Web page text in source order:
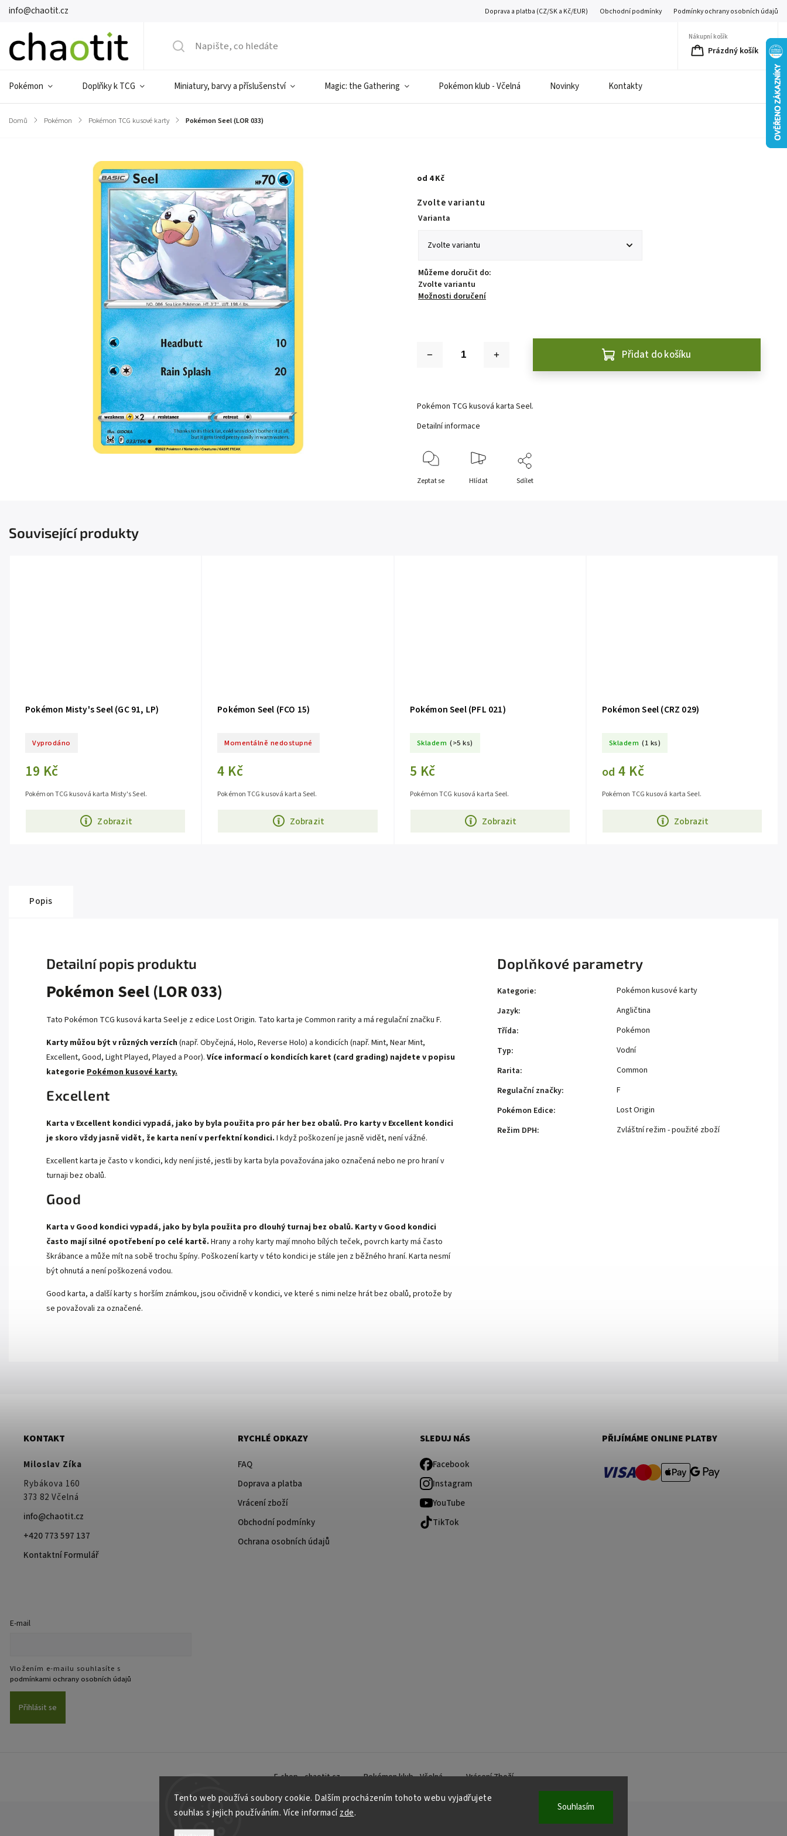
Tento web používá soubory cookie. Dalším procházením tohoto webu vyjadřujete
souhlas s jejich používáním. Více informacízde. Souhlasím
info@chaotit.cz Doprava a platba (CZ/SK a Kč/EUR) Obchodní podmínky Podmínky ochrany osobních údajů
Nákupní košík
Prázdný košík
Pokémon Doplňky k TCG Miniatury, barvy a příslušenství Magic: the Gathering Pokémon klub - Včelná Novinky Kontakty
Domů / Pokémon / Pokémon TCG kusové karty / Pokémon Seel (LOR 033)
od 4 Kč
Zvolte variantu
Varianta
Můžeme doručit do:
Zvolte variantu
Možnosti doručení
Přidat do košíku
Pokémon TCG kusová karta Seel.
Detailní informace
Zeptat se Hlídat Sdílet
Související produkty
Pokémon Misty's Seel (GC 91, LP)
Vyprodáno
19 Kč
Zobrazit
Pokémon TCG kusová karta Misty's Seel.
Pokémon Seel (FCO 15)
Momentálně nedostupné
4 Kč
Zobrazit
Pokémon TCG kusová karta Seel.
Pokémon Seel (PFL 021)
Skladem (>5 ks)
5 Kč
Zobrazit
Pokémon TCG kusová karta Seel.
Pokémon Seel (CRZ 029)
Skladem (1 ks)
od 4 Kč
Zobrazit
Pokémon TCG kusová karta Seel.
Popis
Detailní popis produktu
Pokémon Seel (LOR 033)
Tato Pokémon TCG kusová karta Seel je z edice Lost Origin. Tato karta je Common rarity a má regulační značku F.
Karty můžou být v různých verzích (např. Obyčejná, Holo, Reverse Holo) a kondicích (např. Mint, Near Mint,
Excellent, Good, Light Played, Played a Poor). Více informací o kondicích karet (card grading) najdete v popisu
kategorie Pokémon kusové karty.
Excellent
Karta v Excellent kondici vypadá, jako by byla použita pro pár her bez obalů. Pro karty v Excellent kondici
je skoro vždy jasně vidět, že karta není v perfektní kondici. I když poškození je jasně vidět, není vážné.
Excellent karta je často v kondici, kdy není jisté, jestli by karta byla považována jako označená nebo ne pro hraní v
turnaji bez obalů.
Good
Karta v Good kondici vypadá, jako by byla použita pro dlouhý turnaj bez obalů. Karty v Good kondici
často mají silné opotřebení po celé kartě. Hrany a rohy karty mají mnoho bílých teček, povrch karty má často
škrábance a může mít na sobě trochu špíny. Poškození karty v této kondici je stále jen z běžného hraní. Karta nesmí
být ohnutá a není poškozená vodou.
Good karta, a další karty s horším známkou, jsou očividně v kondici, ve které s nimi nelze hrát bez obalů, protože by
se považovali za označené.
Doplňkové parametry
Kategorie:
Pokémon kusové karty
Jazyk:
Angličtina
Třída:
Pokémon
Typ:
Vodní
Rarita:
Common
Regulační značky:
F
Pokémon Edice:
Lost Origin
Režim DPH: Zvláštní režim - použité zboží
KONTAKT
Miloslav Zíka
Rybákova 160
373 82 Včelná
info@chaotit.cz
+420 773 597 137
Kontaktní Formulář
RYCHLÉ ODKAZY
FAQ
Doprava a platba
Vrácení zboží
Obchodní podmínky
Ochrana osobních údajů
SLEDUJ NÁS
Facebook
Instagram
YouTube
TikTok
PŘIJÍMÁME ONLINE PLATBY
VISA
E-mail
Vložením e-mailu souhlasíte s
podmínkami ochrany osobních údajů
Přihlásit se
E-shop - chaotit.cz Pokémon klub - Včelná Vrácení Zboží